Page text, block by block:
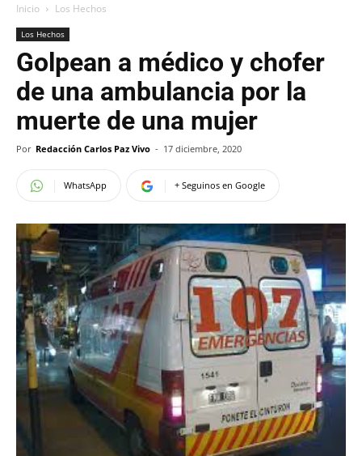
Inicio Los Hechos
Los Hechos
Golpean a médico y chofer
de una ambulancia por la
muerte de una mujer
Por Redacción Carlos Paz Vivo - 17 diciembre, 2020
WhatsApp + Seguinos en Google